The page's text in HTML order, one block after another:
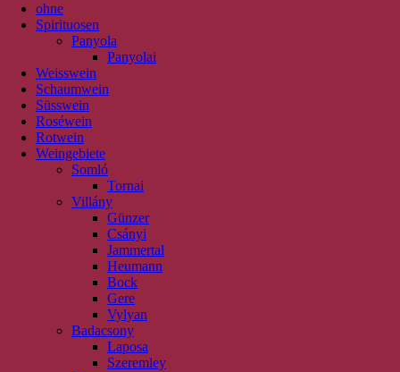
ohne
Spirituosen
Panyola
Panyolai
Weisswein
Schaumwein
Süsswein
Roséwein
Rotwein
Weingebiete
Somló
Tornai
Villány
Günzer
Csányi
Jammertal
Heumann
Bock
Gere
Vylyan
Badacsony
Laposa
Szeremley